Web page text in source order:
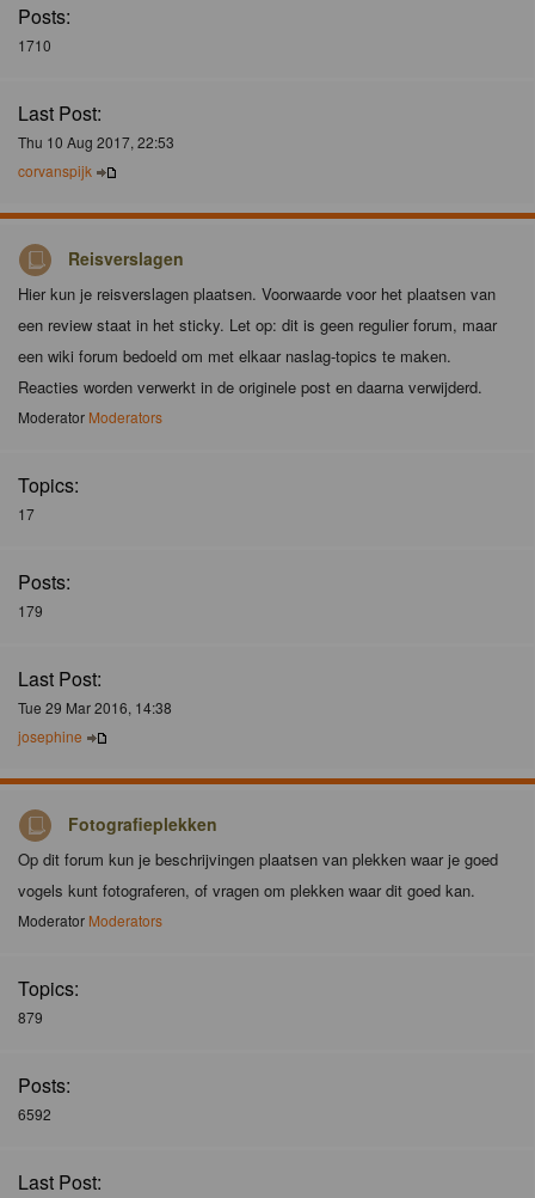
Posts:
1710
Last Post:
Thu 10 Aug 2017, 22:53
corvanspijk
Reisverslagen
Hier kun je reisverslagen plaatsen. Voorwaarde voor het plaatsen van
een review staat in het sticky. Let op: dit is geen regulier forum, maar
een wiki forum bedoeld om met elkaar naslag-topics te maken.
Reacties worden verwerkt in de originele post en daarna verwijderd.
Moderator Moderators
Topics:
17
Posts:
179
Last Post:
Tue 29 Mar 2016, 14:38
josephine
Fotografieplekken
Op dit forum kun je beschrijvingen plaatsen van plekken waar je goed
vogels kunt fotograferen, of vragen om plekken waar dit goed kan.
Moderator Moderators
Topics:
879
Posts:
6592
Last Post: